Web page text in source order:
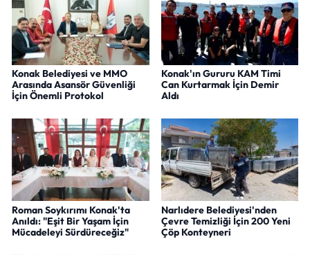
Konak Belediyesi ve MMO
Arasında Asansör Güvenliği
İçin Önemli Protokol
Konak'ın Gururu KAM Timi
Can Kurtarmak İçin Demir
Aldı
Roman Soykırımı Konak'ta
Anıldı: "Eşit Bir Yaşam İçin
Mücadeleyi Sürdüreceğiz"
Narlıdere Belediyesi'nden
Çevre Temizliği İçin 200 Yeni
Çöp Konteyneri